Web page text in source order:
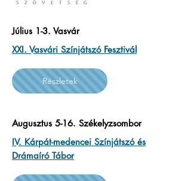
Július 1-3. Vasvár
XXI. Vasvári Színjátszó Fesztivál
Részletek
Augusztus 5-16. Székelyzsombor
IV. Kárpát-medencei Színjátszó és
Drámaíró Tábor